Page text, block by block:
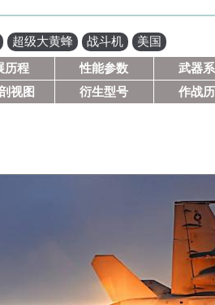
超级大黄蜂 战斗机 美国
历程 性能参数
武器
视图 衍生型号 作战